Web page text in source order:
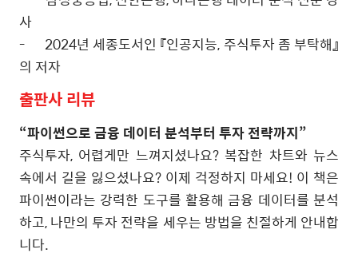
사
-
2024년 세종도서인 『인공지능, 주식투자 좀 부탁해』
의 저자
출판사리뷰
“파이썬으로금융 데이터 분석부터 투자전략까지”
주식투자, 어렵게만 느껴지셨나요? 복잡한 차트와 뉴스
속에서 길을 잃으셨나요? 이제 걱정하지 마세요! 이 책은
파이썬이라는 강력한 도구를 활용해 금융 데이터를 분석
하고, 나만의 투자 전략을 세우는 방법을 친절하게 안내합
니다.